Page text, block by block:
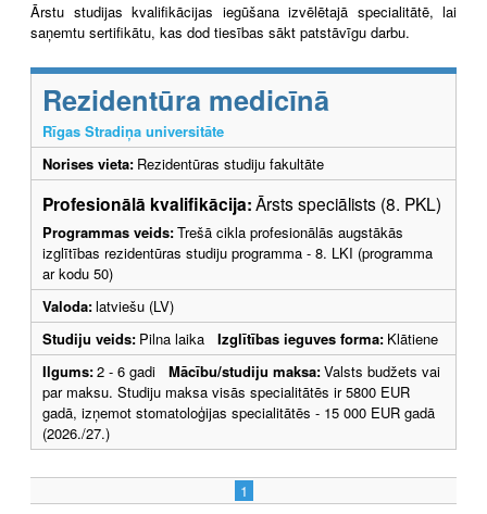
Ārstu studijas kvalifikācijas iegūšana izvēlētajā specialitātē, lai
saņemtu sertifikātu, kas dod tiesības sākt patstāvīgu darbu.
Rezidentūra medicīnā
Rīgas Stradiņa universitāte
Norises vieta: Rezidentūras studiju fakultāte
Profesionālā kvalifikācija:Ārsts speciālists (8. PKL)
Programmas veids:Trešā cikla profesionālās augstākās
izglītības rezidentūras studiju programma - 8. LKI (programma
ar kodu 50)
Valoda:latviešu (LV)
Studiju veids: Pilna laika Izglītības ieguves forma: Klātiene
Ilgums:2 - 6 gadi Mācību/studiju maksa:Valsts budžets vai
par maksu. Studiju maksa visās specialitātēs ir 5800 EUR
gadā, izņemot stomatoloģijas specialitātēs - 15 000 EUR gadā
(2026./27.)
1